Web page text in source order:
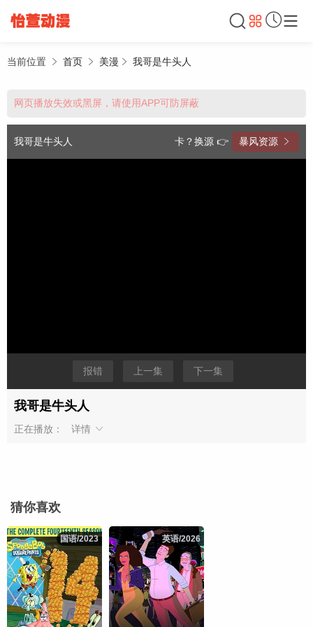
当前位置 首页 美漫 我哥是牛头人
网页播放失效或黑屏，请使用APP可防屏蔽
我哥是牛头人 卡？换源 👉 暴风资源
报错 上一集 下一集
我哥是牛头人
正在播放： 详情
猜你喜欢
国语/2023
国语/2023 英语/2026
英语/2026